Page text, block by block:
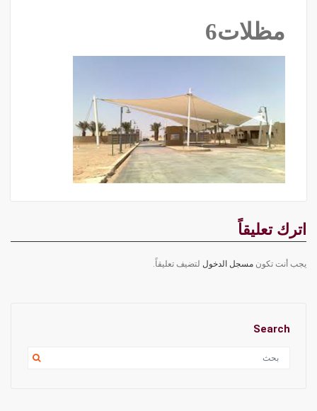
مظلات6
اترك تعليقاً
يجب أنت تكون مسجل الدخول لتضيف تعليقاً.
Search